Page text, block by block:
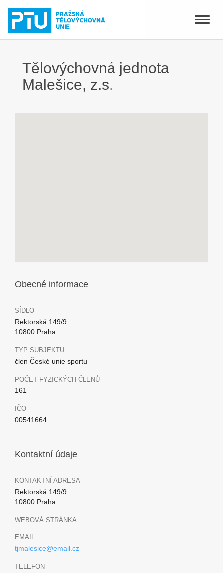
Toggle
Tělovýchovná jednota
Malešice, z.s.
Obecné informace
SÍDLO
Rektorská 149/9
10800 Praha
TYP SUBJEKTU
člen České unie sportu
POČET FYZICKÝCH ČLENŮ
161
IČO
00541664
Kontaktní údaje
KONTAKTNÍ ADRESA
Rektorská 149/9
10800 Praha
WEBOVÁ STRÁNKA
EMAIL
tjmalesice@email.cz
TELEFON